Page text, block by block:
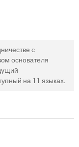
с
основателя
на 11 языках.